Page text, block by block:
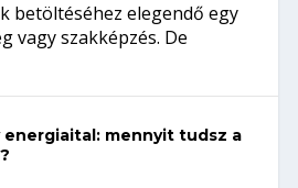
betöltéséhez elegendő egy
vagy szakképzés. De
energiaital: mennyit tudsz a